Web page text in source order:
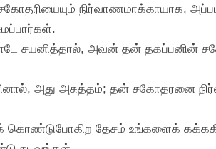
நிர்வாணமாக்காயாக,
சயனித்தால், அவன் தன் தகப்பனின்
அது அசுத்தம்; தன் சகோதரனை
கொண்டுபோகிற தேசம் உங்களைக்